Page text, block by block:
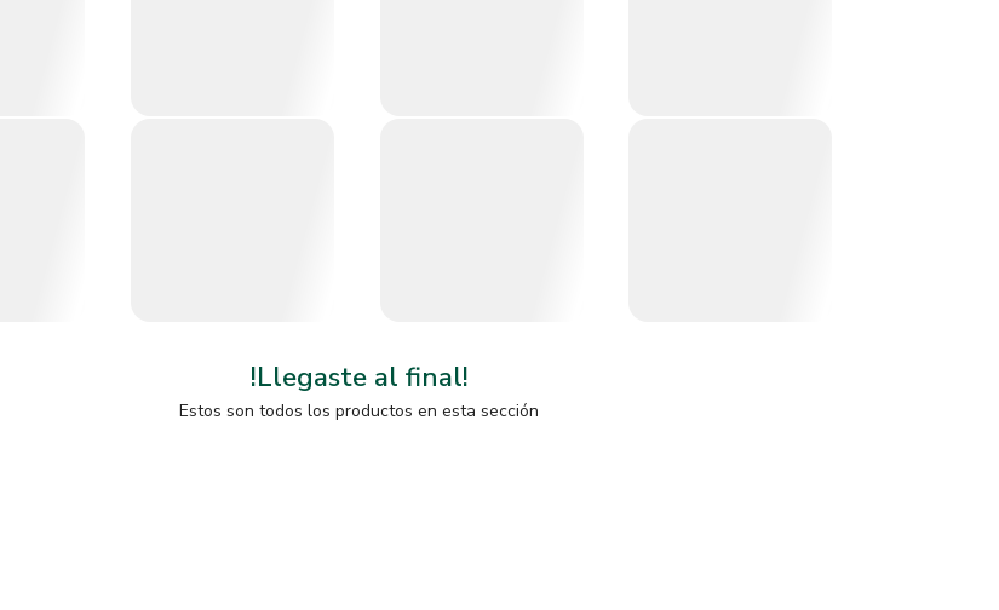
!Llegaste al final!
Estos son todos los productos en esta sección